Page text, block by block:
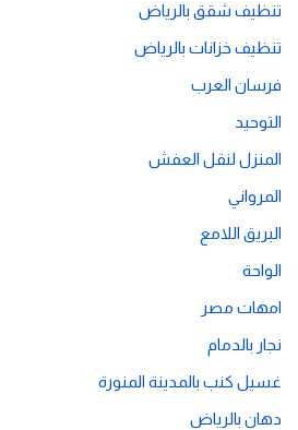
تنظيف شقق بالرياض
تنظيف خزانات بالرياض
فرسان العرب
التوحيد
المنزل لنقل العفش
المرواني
البريق اللامع
الواحة
امهات مصر
نجار بالدمام
غسيل كنب بالمدينة المنورة
دهان بالرياض